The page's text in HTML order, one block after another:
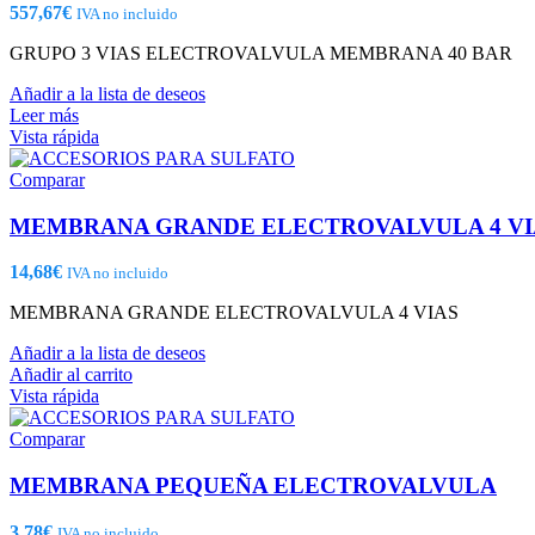
557,67€ IVA no incluido
GRUPO 3 VIAS ELECTROVALVULA MEMBRANA 40 BAR
Añadir a la lista de deseos
Leer más
Vista rápida
Comparar
MEMBRANA GRANDE ELECTROVALVULA 4
14,68€ IVA no incluido
MEMBRANA GRANDE ELECTROVALVULA 4 VIAS
Añadir a la lista de deseos
Añadir al carrito
Vista rápida
Comparar
MEMBRANA PEQUEÑA ELECTROVALVULA